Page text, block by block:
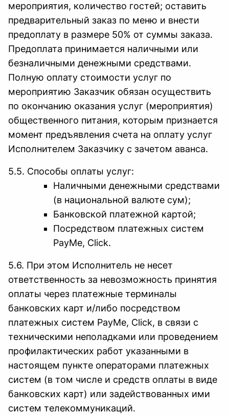
мероприятия, количество гостей; оставить
предварительный заказ по меню и внести
предоплату в размере 50% от суммы заказа.
Предоплата принимается наличными или
безналичными денежными средствами.
Полную оплату стоимости услуг по
мероприятию Заказчик обязан осуществить
по окончанию оказания услуг (мероприятия)
общественного питания, которым признается
момент предъявления счета на оплату услуг
Исполнителем Заказчику с зачетом аванса.
5.5. Способы оплаты услуг:
Наличными денежными средствами
(в национальной валюте сум);
Банковской платежной картой;
Посредством платежных систем
PayMe, Click.
5.6. При этом Исполнитель не несет
ответственность за невозможность принятия
оплаты через платежные терминалы
банковских карт и/либо посредством
платежных систем PayMe, Click, в связи с
техническими неполадками или проведением
профилактических работ указанными в
настоящем пункте операторами платежных
систем (в том числе и средств оплаты в виде
банковских карт) или задействованных ими
систем телекоммуникаций.